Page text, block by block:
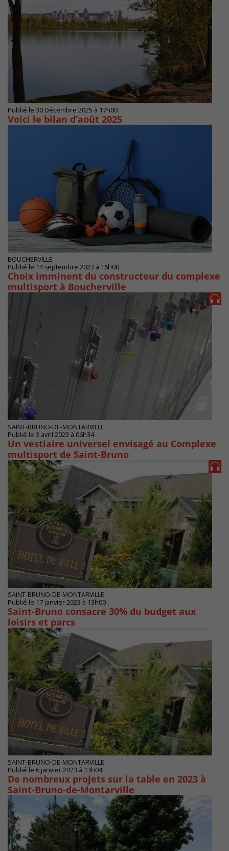
Publié le 30 Décembre 2025 à 17h00
Voici le bilan d’août 2025
BOUCHERVILLE
Publié le 14 septembre 2023 à 16h00
Choix imminent du constructeur du complexe
multisport à Boucherville
SAINT-BRUNO-DE-MONTARVILLE
Publié le 3 avril 2023 à 06h34
Un vestiaire universel envisagé au Complexe
multisport de Saint-Bruno
SAINT-BRUNO-DE-MONTARVILLE
Publié le 17 janvier 2023 à 13h00
Saint-Bruno consacre 30% du budget aux
loisirs et parcs
SAINT-BRUNO-DE-MONTARVILLE
Publié le 6 janvier 2023 à 13h04
De nombreux projets sur la table en 2023 à
Saint-Bruno-de-Montarville